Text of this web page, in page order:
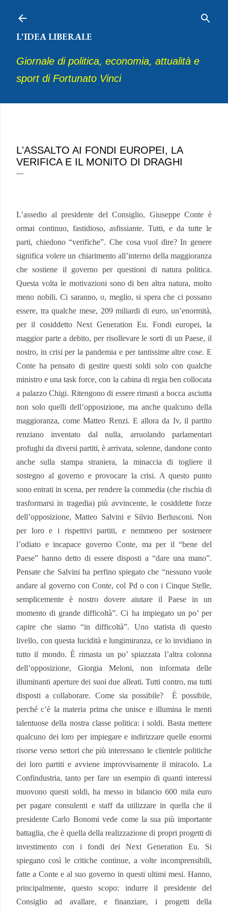
L'IDEA LIBERALE
Giornale di politica, economia, attualità e
sport di Fortunato Vinci
L'ASSALTO AI FONDI EUROPEI, LA
VERIFICA E IL MONITO DI DRAGHI
L’assedio al presidente del Consiglio, Giuseppe Conte è
ormai continuo, fastidioso, asfissiante. Tutti, e da tutte le
parti, chiedono “verifiche”. Che cosa vuol dire? In genere
significa volere un chiarimento all’interno della maggioranza
che sostiene il governo per questioni di natura politica.
Questa volta le motivazioni sono di ben altra natura, molto
meno nobili. Ci saranno, o, meglio, si spera che ci possano
essere, tra qualche mese, 209 miliardi di euro, un’enormità,
per il cosiddetto Next Generation Eu. Fondi europei, la
maggior parte a debito, per risollevare le sorti di un Paese, il
nostro, in crisi per la pandemia e per tantissime altre cose. E
Conte ha pensato di gestire questi soldi solo con qualche
ministro e una task force, con la cabina di regia ben collocata
a palazzo Chigi. Ritengono di essere rimasti a bocca asciutta
non solo quelli dell’opposizione, ma anche qualcuno della
maggioranza, come Matteo Renzi. E allora da Iv, il partito
renziano inventato dal nulla, arruolando parlamentari
profughi da diversi partiti, è arrivata, solenne, dandone conto
anche sulla stampa straniera, la minaccia di togliere il
sostegno al governo e provocare la crisi. A questo punto
sono entrati in scena, per rendere la commedia (che rischia di
trasformarsi in tragedia) più avvincente, le cosiddette forze
dell’opposizione, Matteo Salvini e Silvio Berlusconi. Non
per loro e i rispettivi partiti, e nemmeno per sostenere
l’odiato e incapace governo Conte, ma per il “bene del
Paese” hanno detto di essere disposti a “dare una mano”.
Pensate che Salvini ha perfino spiegato che “nessuno vuole
andare al governo con Conte, col Pd o con i Cinque Stelle,
semplicemente è nostro dovere aiutare il Paese in un
momento di grande difficoltà”. Ci ha impiegato un po’ per
capire che siamo “in difficoltà”. Uno statista di questo
livello, con questa lucidità e lungimiranza, ce lo invidiano in
tutto il mondo. È rimasta un po’ spiazzata l’altra colonna
dell’opposizione, Giorgia Meloni, non informata delle
illuminanti aperture dei suoi due alleati. Tutti contro, ma tutti
disposti a collaborare. Come sia possibile?
È possibile,
perché c’è la materia prima che unisce e illumina le menti
talentuose della nostra classe politica: i soldi. Basta mettere
qualcuno dei loro per impiegare e indirizzare quelle enormi
risorse verso settori che più interessano le clientele politiche
dei loro partiti e avviene improvvisamente il miracolo. La
Confindustria, tanto per fare un esempio di quanti interessi
muovono questi soldi, ha messo in bilancio 600 mila euro
per pagare consulenti e staff da utilizzare in quella che il
presidente Carlo Bonomi vede come la sua più importante
battaglia, che è quella della realizzazione di propri progetti di
investimento con i fondi dei Next Generation Eu. Si
spiegano così le critiche continue, a volte incomprensibili,
fatte a Conte e al suo governo in questi ultimi mesi. Hanno,
principalmente, questo scopo: indurre il presidente del
Consiglio ad avallare, e finanziare, i progetti della